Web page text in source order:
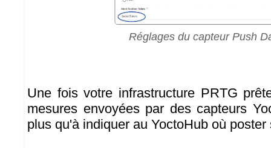
Réglages du capteur Push
Une fois votre infrastructure PRTG
mesures envoyées par des capteurs
plus qu'à indiquer au YoctoHub où